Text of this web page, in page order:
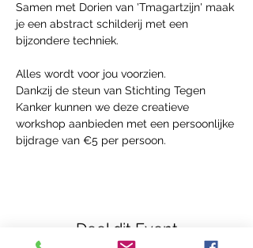
Samen met Dorien van 'Tmagartzijn' maak
je een abstract schilderij met een
bijzondere techniek.
Alles wordt voor jou voorzien.
Dankzij de steun van Stichting Tegen
Kanker kunnen we deze creatieve
workshop aanbieden met een persoonlijke
bijdrage van €5 per persoon.
Deel dit Event